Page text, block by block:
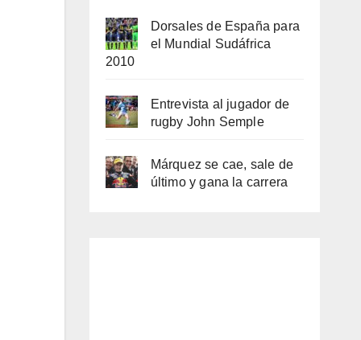
Dorsales de España para
el Mundial Sudáfrica
2010
Entrevista al jugador de
rugby John Semple
Márquez se cae, sale de
último y gana la carrera